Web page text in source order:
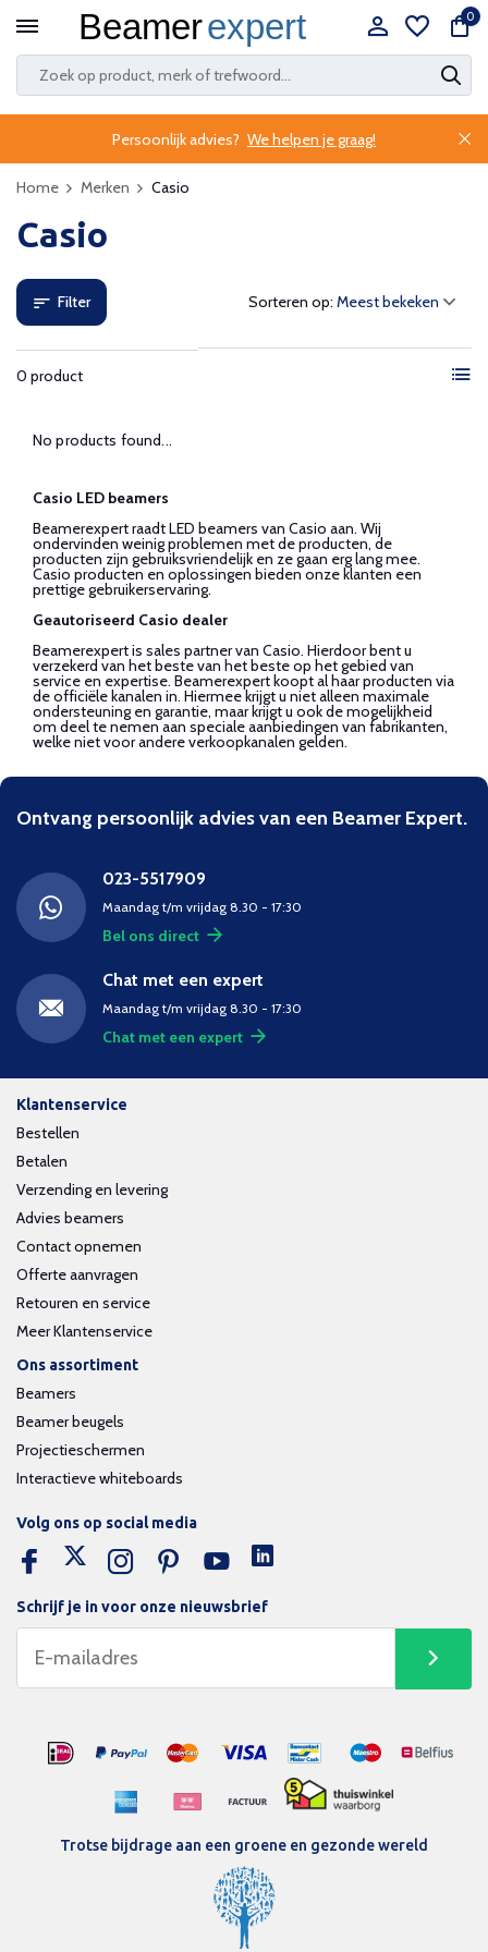
0
Persoonlijk advies? We helpen je graag!
Home Merken Casio
Casio
Filter
0 product
Sorteren op:
No products found...
Casio LED beamers
Beamerexpert raadt LED beamers van Casio aan. Wij
ondervinden weinig problemen met de producten, de
producten zijn gebruiksvriendelijk en ze gaan erg lang mee.
Casio producten en oplossingen bieden onze klanten een
prettige gebruikerservaring.
Geautoriseerd Casio dealer
Beamerexpert is sales partner van Casio. Hierdoor bent u
verzekerd van het beste van het beste op het gebied van
service en expertise. Beamerexpert koopt al haar producten via
de officiële kanalen in. Hiermee krijgt u niet alleen maximale
ondersteuning en garantie, maar krijgt u ook de mogelijkheid
om deel te nemen aan speciale aanbiedingen van fabrikanten,
welke niet voor andere verkoopkanalen gelden.
Ontvang persoonlijk advies van een Beamer Expert.
023-5517909
Maandag t/m vrijdag 8.30 - 17:30
Bel ons direct
Chat met een expert
Maandag t/m vrijdag 8.30 - 17:30
Chat met een expert
Klantenservice
Bestellen
Betalen
Verzending en levering
Advies beamers
Contact opnemen
Offerte aanvragen
Retouren en service
Meer Klantenservice
Ons assortiment
Beamers
Beamer beugels
Projectieschermen
Interactieve whiteboards
Schrijf je in voor onze nieuwsbrief
Volg ons op social media
Trotse bijdrage aan een groene en gezonde wereld